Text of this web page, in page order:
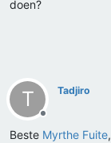
doen?
T
Offline
Tadjiro
Beste Myrthe Fuite,